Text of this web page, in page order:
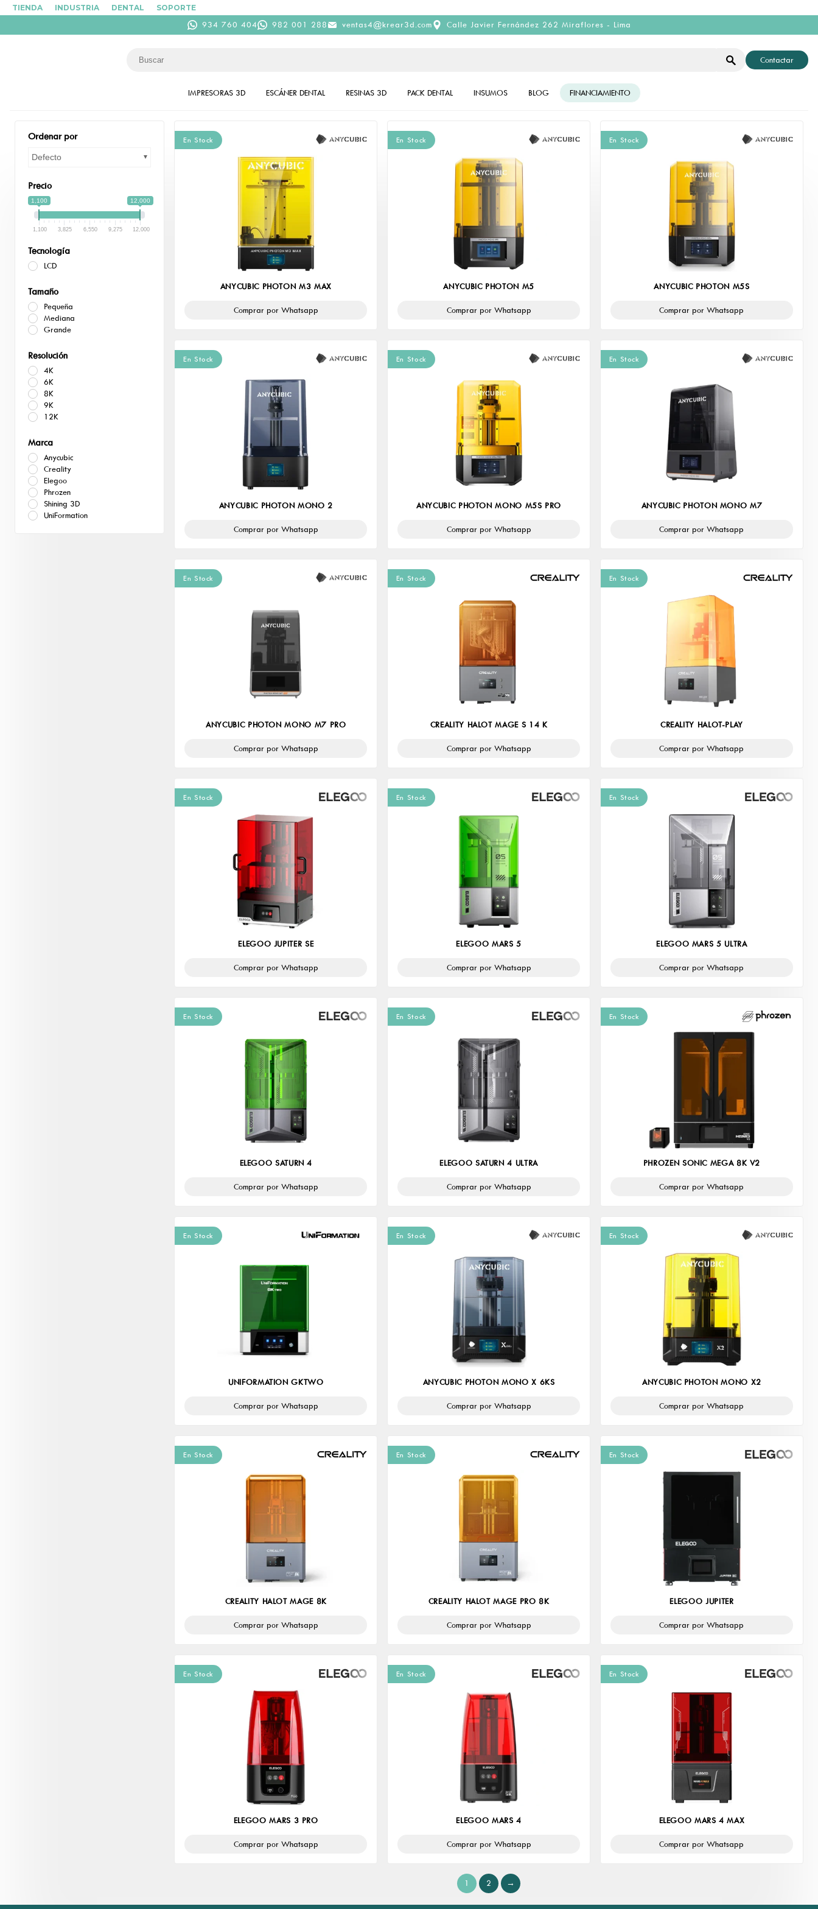
TIENDA INDUSTRIA DENTAL
SOPORTE
934 760 404
982 001 288 ventas4@krear3d.com Calle Javier Fernández 262 Miraflores - Lima
Contactar
IMPRESORAS 3D ESCÁNER DENTAL RESINAS 3D PACK DENTAL INSUMOS BLOG FINANCIAMIENTO
Ordenar por
Defecto
Precio
1,100 12,000
1,100 3,825 6,550 9,275 12,000
Tecnología
LCD
Tamaño
Pequeña
Mediana
Grande
Resolución
4K
6K
8K
9K
12K
Marca
Anycubic
Creality
Elegoo
Phrozen
Shining 3D
UniFormation
En Stock
ANYCUBIC PHOTON M3 MAX
Comprar por Whatsapp
En Stock
ANYCUBIC PHOTON M5
Comprar por Whatsapp
En Stock
ANYCUBIC PHOTON M5S
Comprar por Whatsapp
En Stock
ANYCUBIC PHOTON MONO 2
Comprar por Whatsapp
En Stock
ANYCUBIC PHOTON MONO M5S PRO
Comprar por Whatsapp
En Stock
ANYCUBIC PHOTON MONO M7
Comprar por Whatsapp
En Stock
ANYCUBIC PHOTON MONO M7 PRO
Comprar por Whatsapp
En Stock
CREALITY HALOT MAGE S 14 K
Comprar por Whatsapp
En Stock
CREALITY HALOT-PLAY
Comprar por Whatsapp
En Stock
ELEGOO JUPITER SE
Comprar por Whatsapp
En Stock
ELEGOO MARS 5
Comprar por Whatsapp
En Stock
ELEGOO MARS 5 ULTRA
Comprar por Whatsapp
En Stock
ELEGOO SATURN 4
Comprar por Whatsapp
En Stock
ELEGOO SATURN 4 ULTRA
Comprar por Whatsapp
En Stock
PHROZEN SONIC MEGA 8K V2
Comprar por Whatsapp
En Stock
UNIFORMATION GKTWO
Comprar por Whatsapp
En Stock
ANYCUBIC PHOTON MONO X 6KS
Comprar por Whatsapp
En Stock
ANYCUBIC PHOTON MONO X2
Comprar por Whatsapp
En Stock
CREALITY HALOT MAGE 8K
Comprar por Whatsapp
En Stock
CREALITY HALOT MAGE PRO 8K
Comprar por Whatsapp
En Stock
ELEGOO JUPITER
Comprar por Whatsapp
En Stock
ELEGOO MARS 3 PRO
Comprar por Whatsapp
En Stock
ELEGOO MARS 4
Comprar por Whatsapp
En Stock
ELEGOO MARS 4 MAX
Comprar por Whatsapp
1 2 →